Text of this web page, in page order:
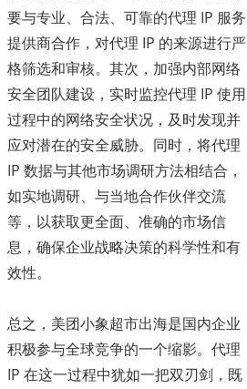
要与专业、合法、可靠的代理 IP 服务
提供商合作，对代理 IP 的来源进行严
格筛选和审核。其次，加强内部网络
安全团队建设，实时监控代理 IP 使用
过程中的网络安全状况，及时发现并
应对潜在的安全威胁。同时，将代理
IP 数据与其他市场调研方法相结合，
如实地调研、与当地合作伙伴交流
等，以获取更全面、准确的市场信
息，确保企业战略决策的科学性和有
效性。
总之，美团小象超市出海是国内企业
积极参与全球竞争的一个缩影。代理
IP 在这一过程中犹如一把双刃剑，既